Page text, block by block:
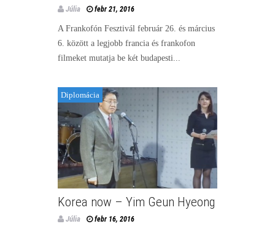
Júlia febr 21, 2016
A Frankofón Fesztivál február 26. és március
6. között a legjobb francia és frankofon
filmeket mutatja be két budapesti...
Diplomácia
Korea now – Yim Geun Hyeong
Júlia febr 16, 2016